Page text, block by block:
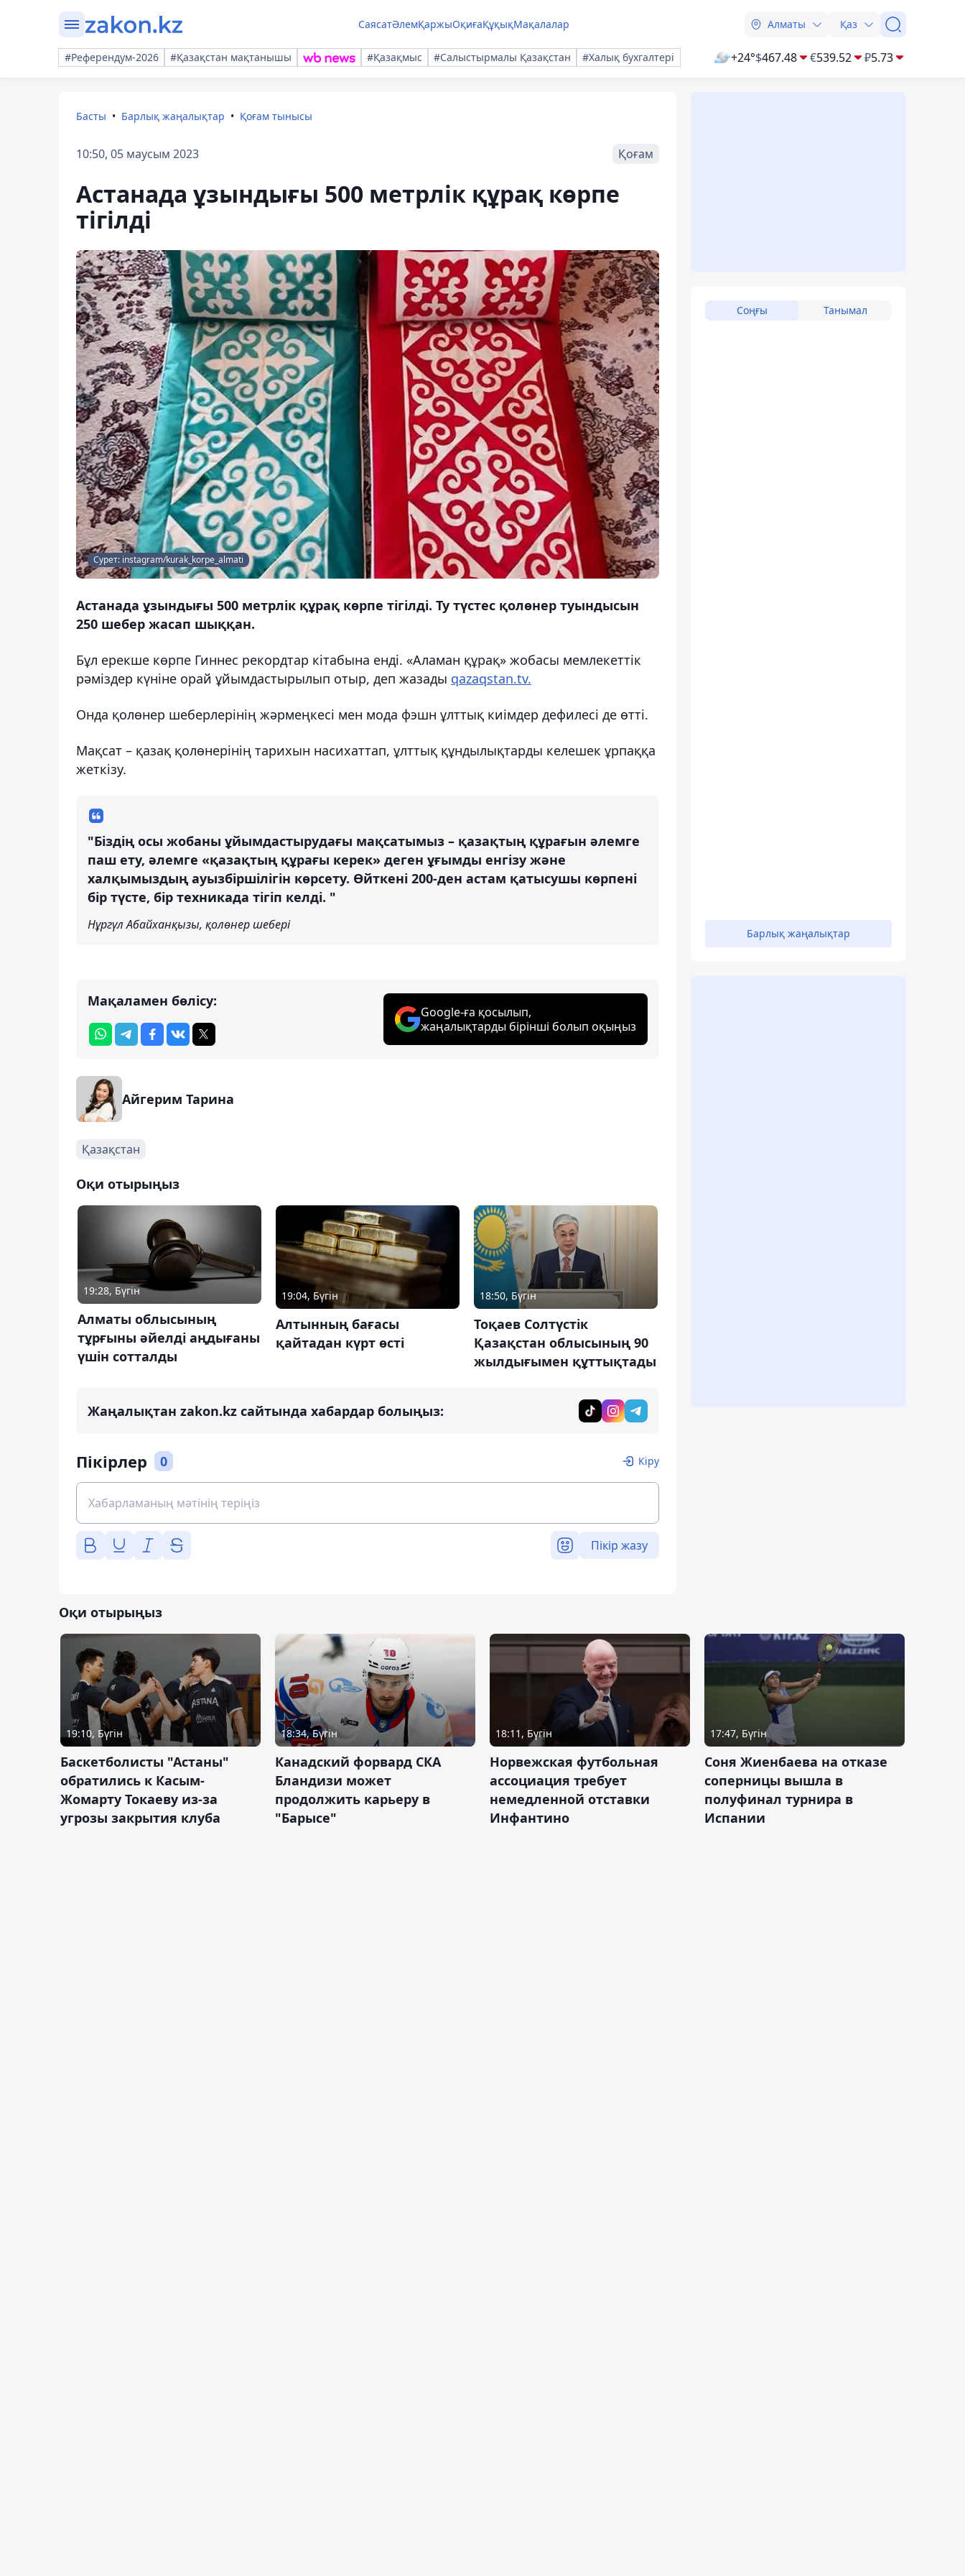
СаясатӘлемҚаржыОқиғаҚұқықМақалалар Алматы Қаз
#Референдум-2026 #Қазақстан мақтанышы #Қазақмыс #Салыстырмалы Қазақстан #Халық бухгалтері +24°$467.48 €539.52 ₽5.73
Басты Барлық жаңалықтар Қоғам тынысы
10:50, 05 маусым 2023 Қоғам
Астанада ұзындығы 500 метрлік құрақ көрпе
тігілді
Сурет: instagram/kurak_korpe_almati
Астанада ұзындығы 500 метрлік құрақ көрпе тігілді. Ту түстес қолөнер туындысын
250 шебер жасап шыққан.
Бұл ерекше көрпе Гиннес рекордтар кітабына енді. «Аламан құрақ» жобасы мемлекеттік
рәміздер күніне орай ұйымдастырылып отыр, деп жазады qazaqstan.tv.
Онда қолөнер шеберлерінің жәрмеңкесі мен мода фэшн ұлттық киімдер дефилесі де өтті.
Мақсат – қазақ қолөнерінің тарихын насихаттап, ұлттық құндылықтарды келешек ұрпаққа
жеткізу.
"Біздің осы жобаны ұйымдастырудағы мақсатымыз – қазақтың құрағын әлемге
паш ету, әлемге «қазақтың құрағы керек» деген ұғымды енгізу және
халқымыздың ауызбіршілігін көрсету. Өйткені 200-ден астам қатысушы көрпені
бір түсте, бір техникада тігіп келді. "
Нұргүл Абайханқызы, қолөнер шебері
Мақаламен бөлісу:
Google-ға қосылып,
жаңалықтарды бірінші болып оқыңыз
Айгерим Тарина
Қазақстан
Оқи отырыңыз
19:28, Бүгін
Алматы облысының
тұрғыны әйелді аңдығаны
үшін сотталды
19:04, Бүгін
Алтынның бағасы
қайтадан күрт өсті
18:50, Бүгін
Тоқаев Солтүстік
Қазақстан облысының 90
жылдығымен құттықтады
Жаңалықтан zakon.kz сайтында хабардар болыңыз:
Пікірлер 0 Кіру
Пікір жазу
Соңғы Танымал
Барлық жаңалықтар
Оқи отырыңыз
19:10, Бүгін
Баскетболисты "Астаны"
обратились к Касым-
Жомарту Токаеву из-за
угрозы закрытия клуба
18:34, Бүгін
Канадский форвард СКА
Бландизи может
продолжить карьеру в
"Барысе"
18:11, Бүгін
Норвежская футбольная
ассоциация требует
немедленной отставки
Инфантино
17:47, Бүгін
Соня Жиенбаева на отказе
соперницы вышла в
полуфинал турнира в
Испании